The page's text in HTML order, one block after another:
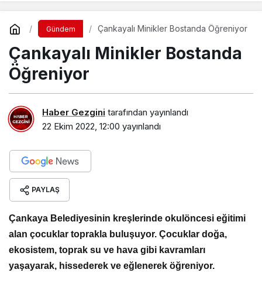
Gündem Çankayalı Minikler Bostanda Öğreniyor
Çankayalı Minikler Bostanda
Öğreniyor
Haber Gezgini tarafından yayınlandı
22 Ekim 2022, 12:00 yayınlandı
PAYLAŞ
Çankaya Belediyesinin kreşlerinde okulöncesi eğitimi
alan çocuklar toprakla buluşuyor. Çocuklar doğa,
ekosistem, toprak su ve hava gibi kavramları
yaşayarak, hissederek ve eğlenerek öğreniyor.